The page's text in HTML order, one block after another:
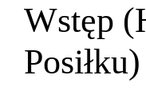
Wstęp
Posiłku)